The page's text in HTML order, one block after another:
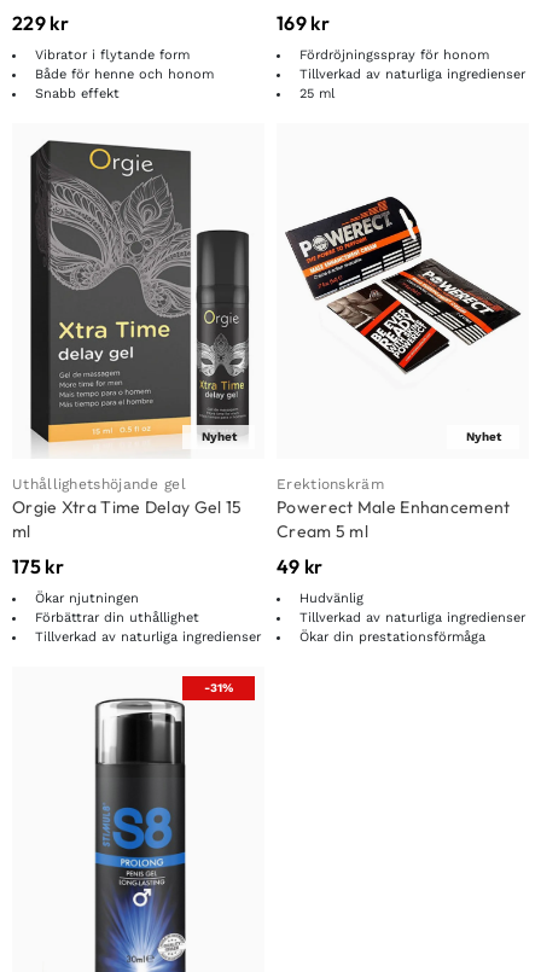
229 kr
Vibrator i flytande form
Både för henne och honom
Snabb effekt
169 kr
Fördröjningsspray för honom
Tillverkad av naturliga ingredienser
25 ml
Nyhet
Uthållighetshöjande gel
Orgie Xtra Time Delay Gel 15
ml
175 kr
Ökar njutningen
Förbättrar din uthållighet
Tillverkad av naturliga ingredienser
Nyhet
Erektionskräm
Powerect Male Enhancement
Cream 5 ml
49 kr
Hudvänlig
Tillverkad av naturliga ingredienser
Ökar din prestationsförmåga
-31%